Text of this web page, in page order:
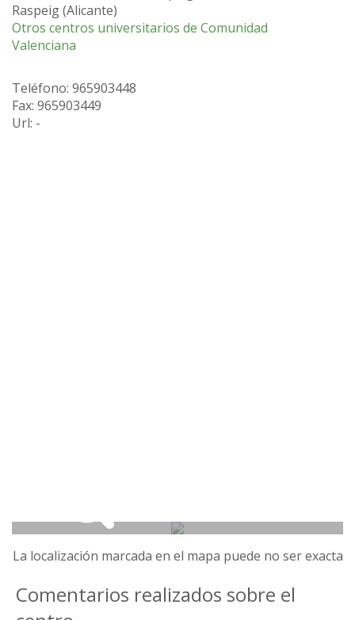
Raspeig(Alicante)
Otros centros universitarios de Comunidad
Valenciana
Teléfono: 965903448
Fax: 965903449
Url: -
La localización marcada en el mapa puede no ser exacta
Comentarios realizados sobre el